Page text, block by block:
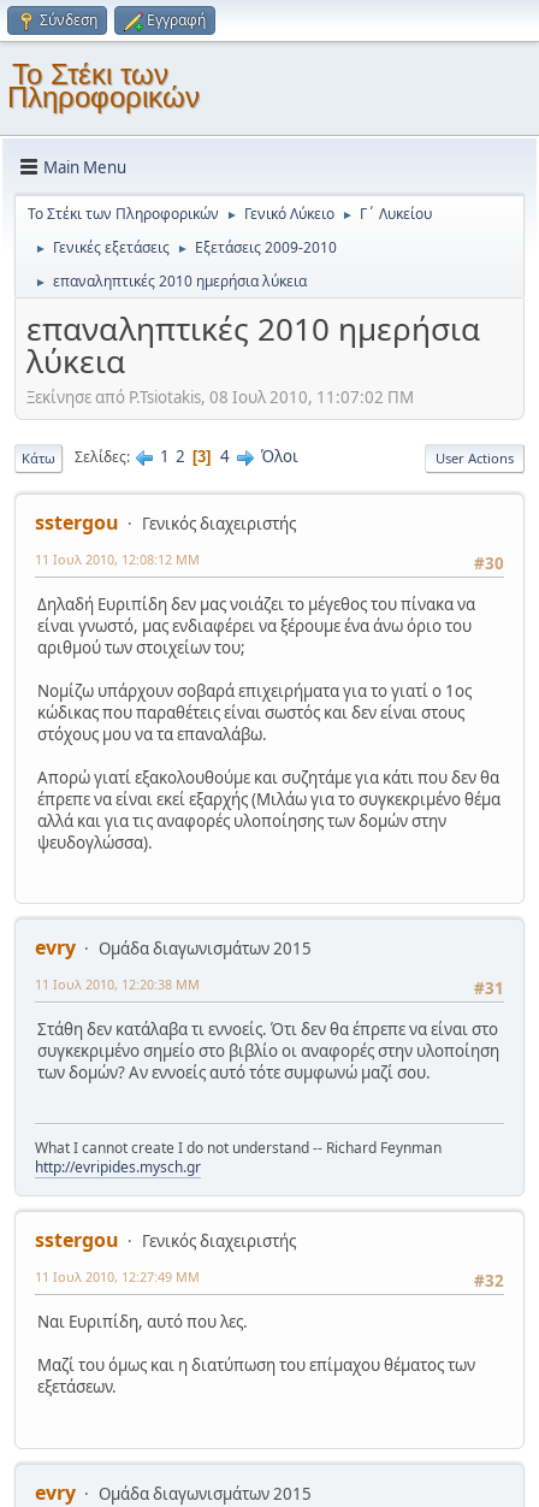
Σύνδεση Εγγραφή
Το Στέκι των
Πληροφορικών
Main Menu
Το Στέκι των Πληροφορικών ► Γενικό Λύκειο ► Γ΄ Λυκείου
► Γενικές εξετάσεις ► Εξετάσεις 2009-2010
► επαναληπτικές 2010 ημερήσια λύκεια
επαναληπτικές 2010 ημερήσια
λύκεια
Ξεκίνησε από P.Tsiotakis, 08 Ιουλ 2010, 11:07:02 ΠΜ
Κάτω Σελίδες 1 2 3 4 Όλοι User Actions
sstergou
Γενικός διαχειριστής
#30
11 Ιουλ 2010, 12:08:12 ΜΜ
Δηλαδή Ευριπίδη δεν μας νοιάζει το μέγεθος του πίνακα να
είναι γνωστό, μας ενδιαφέρει να ξέρουμε ένα άνω όριο του
αριθμού των στοιχείων του;
Νομίζω υπάρχουν σοβαρά επιχειρήματα για το γιατί ο 1ος
κώδικας που παραθέτεις είναι σωστός και δεν είναι στους
στόχους μου να τα επαναλάβω.
Απορώ γιατί εξακολουθούμε και συζητάμε για κάτι που δεν θα
έπρεπε να είναι εκεί εξαρχής (Μιλάω για το συγκεκριμένο θέμα
αλλά και για τις αναφορές υλοποίησης των δομών στην
ψευδογλώσσα).
evry
Ομάδα διαγωνισμάτων 2015
#31
11 Ιουλ 2010, 12:20:38 ΜΜ
Στάθη δεν κατάλαβα τι εννοείς. Ότι δεν θα έπρεπε να είναι στο
συγκεκριμένο σημείο στο βιβλίο οι αναφορές στην υλοποίηση
των δομών? Αν εννοείς αυτό τότε συμφωνώ μαζί σου.
What I cannot create I do not understand -- Richard Feynman
http://evripides.mysch.gr
sstergou
Γενικός διαχειριστής
#32
11 Ιουλ 2010, 12:27:49 ΜΜ
Ναι Ευριπίδη, αυτό που λες.
Μαζί του όμως και η διατύπωση του επίμαχου θέματος των
εξετάσεων.
evry
Ομάδα διαγωνισμάτων 2015